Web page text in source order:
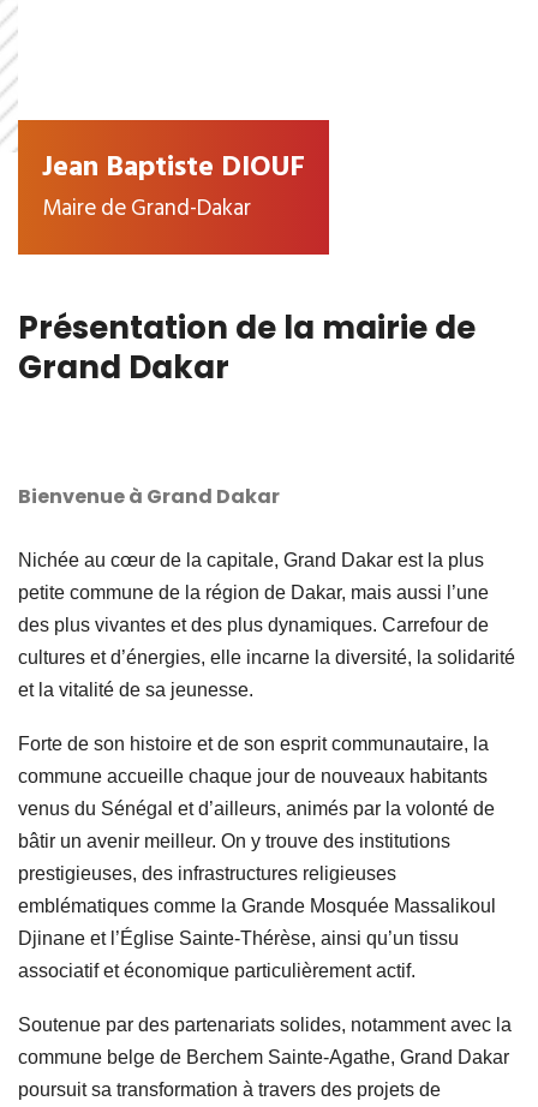
Jean Baptiste DIOUF
Maire de Grand-Dakar
Présentation de la mairie de
Grand Dakar
Bienvenue à Grand Dakar
Nichée au cœur de la capitale, Grand Dakar est la plus
petite commune de la région de Dakar, mais aussi l’une
des plus vivantes et des plus dynamiques. Carrefour de
cultures et d’énergies, elle incarne la diversité, la solidarité
et la vitalité de sa jeunesse.
Forte de son histoire et de son esprit communautaire, la
commune accueille chaque jour de nouveaux habitants
venus du Sénégal et d’ailleurs, animés par la volonté de
bâtir un avenir meilleur. On y trouve des institutions
prestigieuses, des infrastructures religieuses
emblématiques comme la Grande Mosquée Massalikoul
Djinane et l’Église Sainte-Thérèse, ainsi qu’un tissu
associatif et économique particulièrement actif.
Soutenue par des partenariats solides, notamment avec la
commune belge de Berchem Sainte-Agathe, Grand Dakar
poursuit sa transformation à travers des projets de